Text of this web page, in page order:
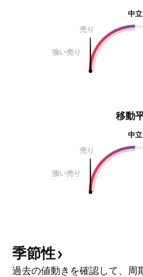
中立
売り
強い売り
移動
中立
売り
強い売り
季節性
過去の値動きを確認して、周